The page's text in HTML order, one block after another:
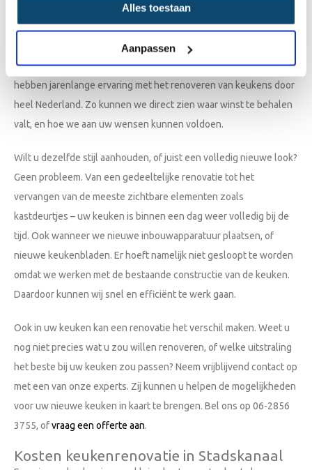
Alles toestaan
Aanpassen
Binnen één dag voor u gerealiseerd
Het lijkt veel werk, maar het is echt mogelijk: binnen een dag
kunnen wij uw keuken van top tot teen een nieuwe look geven.
En dat zonder de kostenpost van een echt nieuwe keuken. We
hebben jarenlange ervaring met het renoveren van keukens door
heel Nederland. Zo kunnen we direct zien waar winst te behalen
valt, en hoe we aan uw wensen kunnen voldoen.
Wilt u dezelfde stijl aanhouden, of juist een volledig nieuwe look?
Geen probleem. Van een gedeeltelijke renovatie tot het
vervangen van de meeste zichtbare elementen zoals
kastdeurtjes – uw keuken is binnen een dag weer volledig bij de
tijd. Ook wanneer we nieuwe inbouwapparatuur plaatsen, of
nieuwe keukenbladen. Er hoeft namelijk niet gesloopt te worden
omdat we werken met de bestaande constructie van de keuken.
Daardoor kunnen wij snel en efficiënt te werk gaan.
Ook in uw keuken kan een renovatie het verschil maken. Weet u
nog niet precies wat u zou willen renoveren, of welke uitstraling
het beste bij uw keuken zou passen? Neem vrijblijvend contact op
met een van onze experts. Zij kunnen u helpen de mogelijkheden
voor uw nieuwe keuken in kaart te brengen. Bel ons op 06-2856
3755, ofvraag een offerte aan.
Kosten keukenrenovatie in Stadskanaal